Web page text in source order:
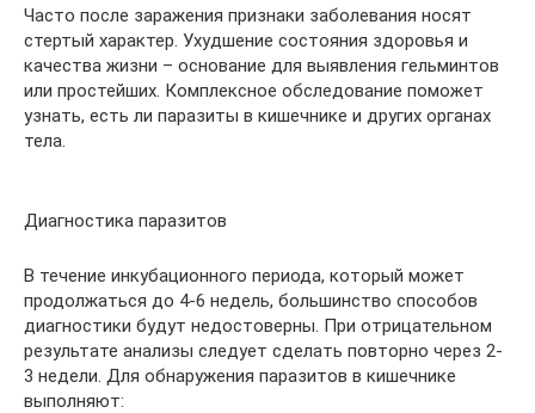
Часто после заражения признаки заболевания носят
стертый характер. Ухудшение состояния здоровья и
качества жизни – основание для выявления гельминтов
или простейших. Комплексное обследование поможет
узнать, есть ли паразиты в кишечнике и других органах
тела.
Диагностика паразитов
В течение инкубационного периода, который может
продолжаться до 4-6 недель, большинство способов
диагностики будут недостоверны. При отрицательном
результате анализы следует сделать повторно через 2-
3 недели. Для обнаружения паразитов в кишечнике
выполняют: